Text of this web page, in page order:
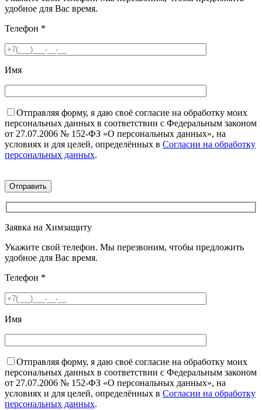
удобное для Вас время.
Телефон *
Имя
Отправляя форму, я даю своё согласие на обработку моих
персональных данных в соответствии с Федеральным законом
от 27.07.2006 № 152-ФЗ «О персональных данных», на
условиях и для целей, определённых в Согласии на обработку
персональных данных.
Заявка на Химзащиту
Укажите свой телефон. Мы перезвоним, чтобы предложить
удобное для Вас время.
Телефон *
Имя
Отправляя форму, я даю своё согласие на обработку моих
персональных данных в соответствии с Федеральным законом
от 27.07.2006 № 152-ФЗ «О персональных данных», на
условиях и для целей, определённых в Согласии на обработку
персональных данных.